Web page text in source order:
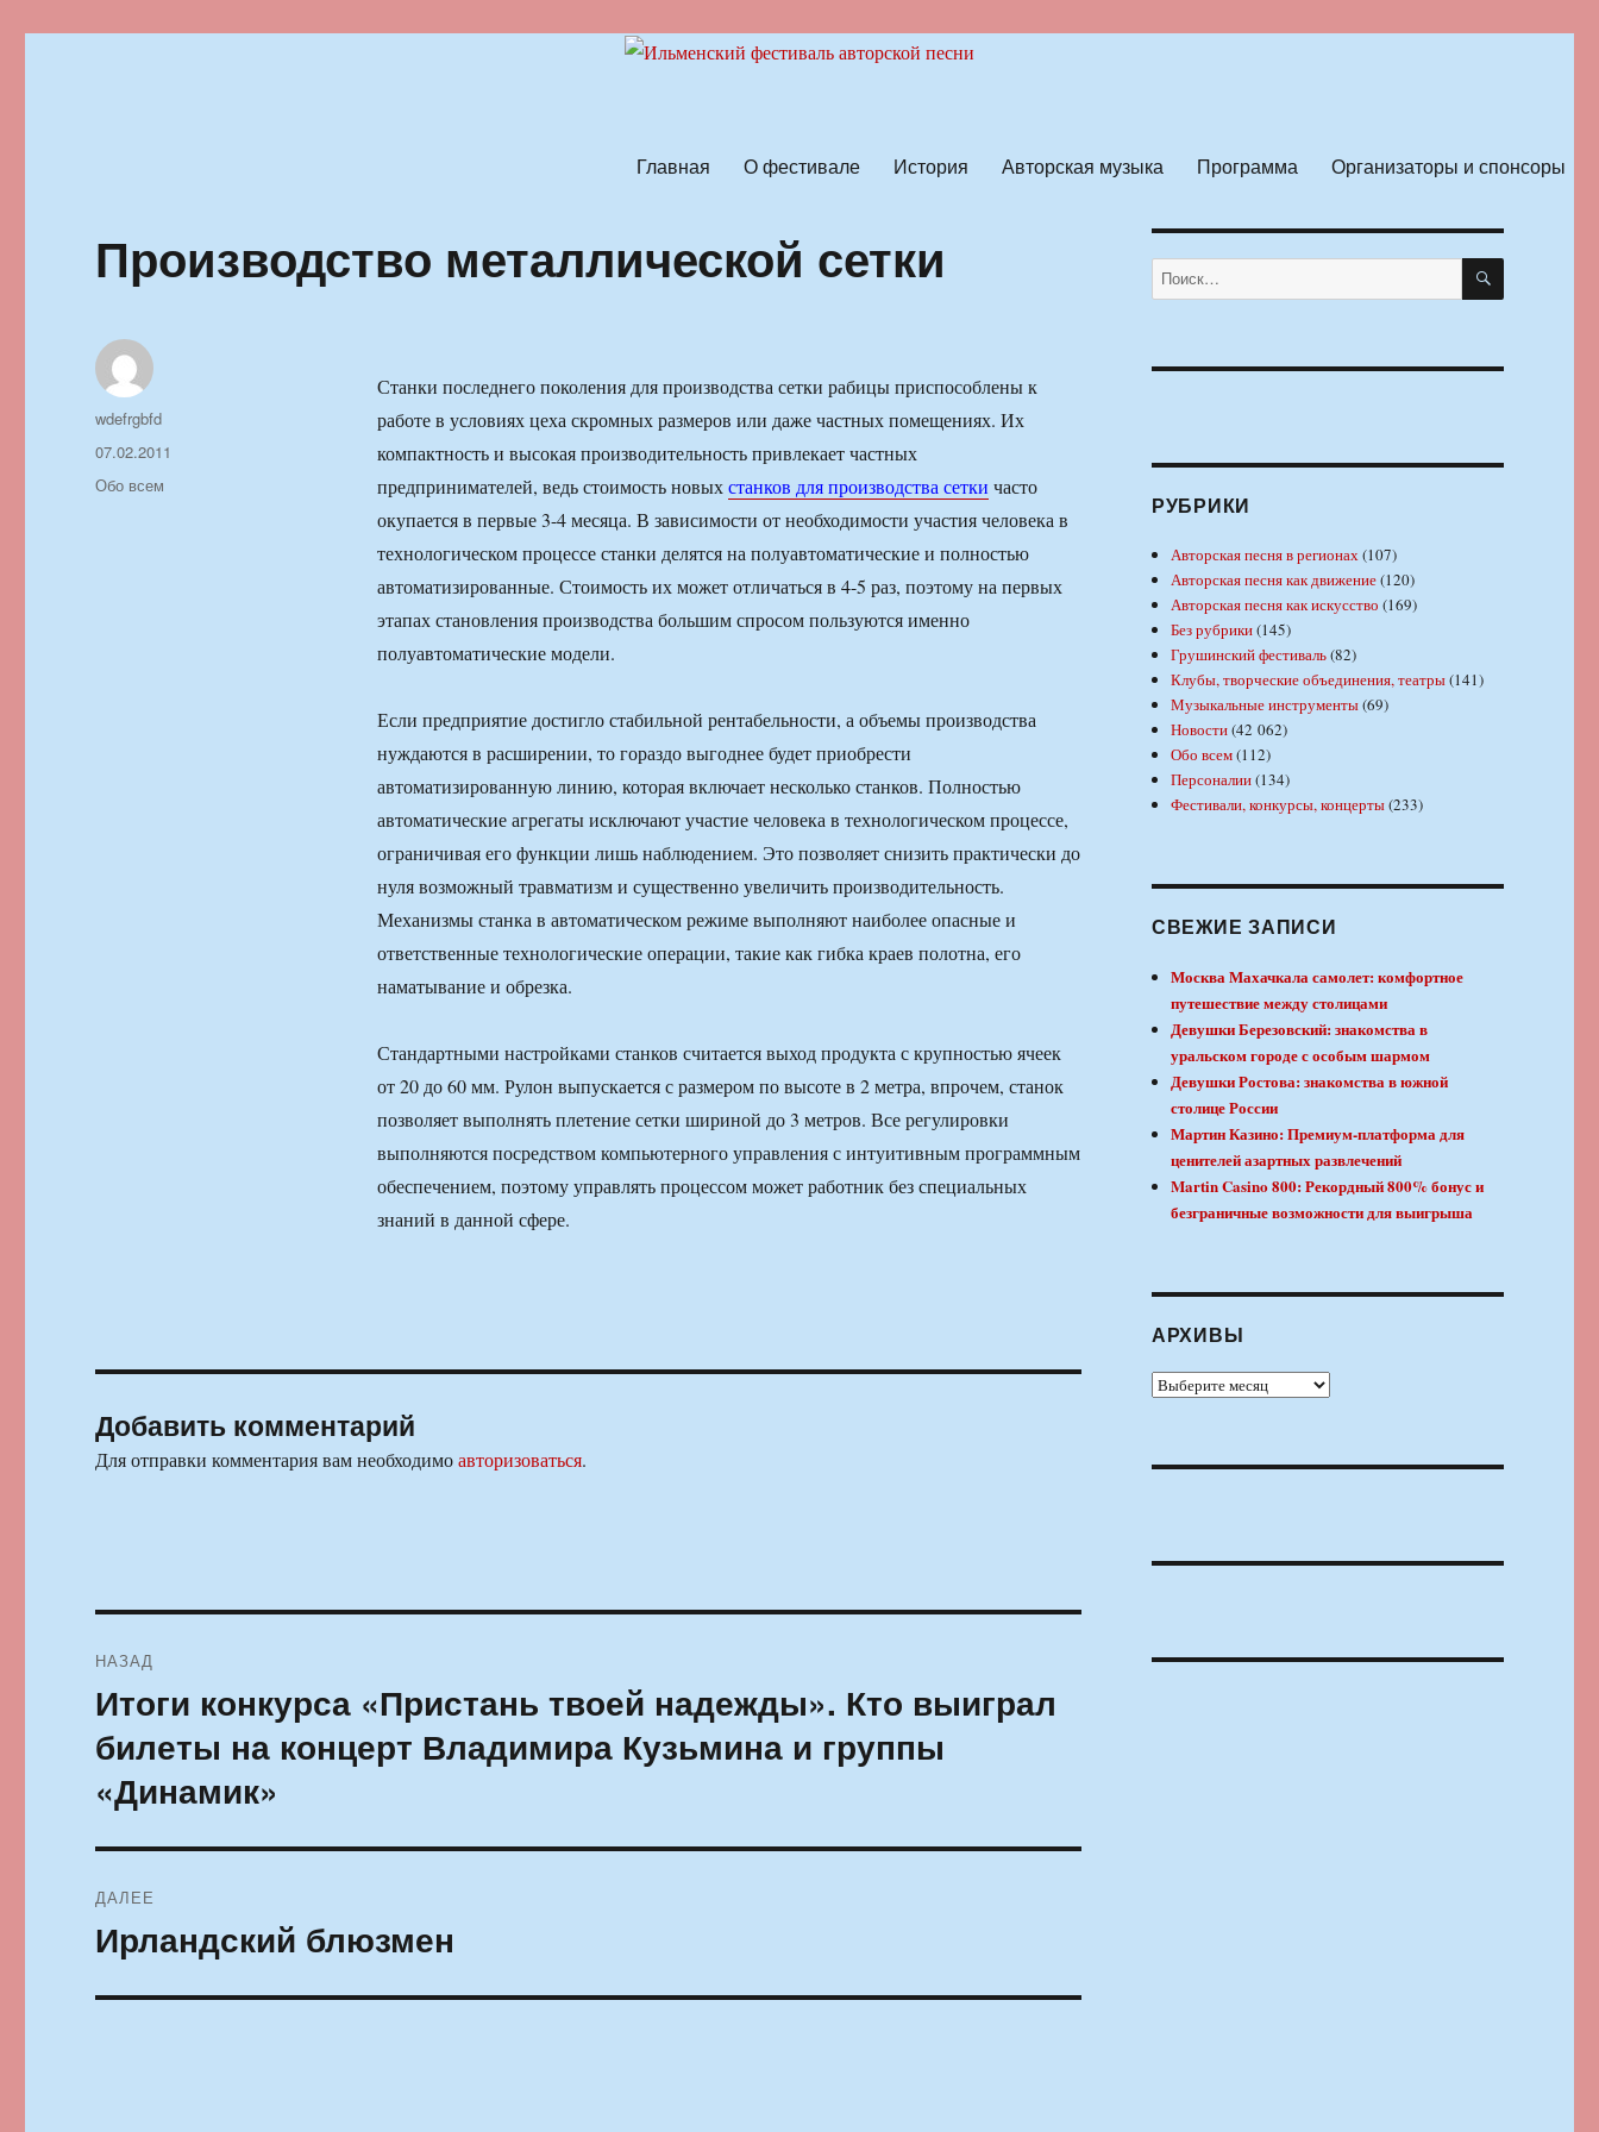
Главная О фестивале История Авторская музыка Программа Организаторы и спонсоры
Производство металлической сетки
Станки последнего поколения для производства сетки рабицы приспособлены к
работе в условиях цеха скромных размеров или даже частных помещениях. Их
компактность и высокая производительность привлекает частных
предпринимателей, ведь стоимость новыхстанков для производства сетки часто
окупается в первые 3-4 месяца. В зависимости от необходимости участия человека в
технологическом процессе станки делятся на полуавтоматические и полностью
автоматизированные. Стоимость их может отличаться в 4-5 раз, поэтому на первых
этапах становления производства большим спросом пользуются именно
полуавтоматические модели.
Если предприятие достигло стабильной рентабельности, а объемы производства
нуждаются в расширении, то гораздо выгоднее будет приобрести
автоматизированную линию, которая включает несколько станков. Полностью
автоматические агрегаты исключают участие человека в технологическом процессе,
ограничивая его функции лишь наблюдением. Это позволяет снизить практически до
нуля возможный травматизм и существенно увеличить производительность.
Механизмы станка в автоматическом режиме выполняют наиболее опасные и
ответственные технологические операции, такие как гибка краев полотна, его
наматывание и обрезка.
Стандартными настройками станков считается выход продукта с крупностью ячеек
от 20 до 60 мм. Рулон выпускается с размером по высоте в 2 метра, впрочем, станок
позволяет выполнять плетение сетки шириной до 3 метров. Все регулировки
выполняются посредством компьютерного управления с интуитивным программным
обеспечением, поэтому управлять процессом может работник без специальных
знаний в данной сфере.
Автор
wdefrgbfd
Опубликовано
07.02.2011
Рубрики
Обо всем
Добавить комментарий
Для отправки комментария вам необходимоавторизоваться.
по
записям
НАЗАД
Предыдущая
запись:
Итоги конкурса «Пристань твоей надежды». Кто выиграл
билеты на концерт Владимира Кузьмина и группы
«Динамик»
ДАЛЕЕ
Следующая
запись:
Ирландский блюзмен
Искать: ПОИСК
РУБРИКИ
Авторская песня в регионах(107)
Авторская песня как движение(120)
Авторская песня как искусство (169)
Без рубрики(145)
Грушинский фестиваль(82)
Клубы, творческие объединения, театры(141)
Музыкальные инструменты(69)
Новости(42 062)
Обо всем(112)
Персоналии(134)
Фестивали, конкурсы, концерты(233)
СВЕЖИЕ ЗАПИСИ
Москва Махачкала самолет: комфортное
путешествие между столицами
Девушки Березовский: знакомства в
уральском городе с особым шармом
Девушки Ростова: знакомства в южной
столице России
Мартин Казино: Премиум-платформа для
ценителей азартных развлечений
Martin Casino 800: Рекордный 800% бонус и
безграничные возможности для выигрыша
АРХИВЫ
Архивы